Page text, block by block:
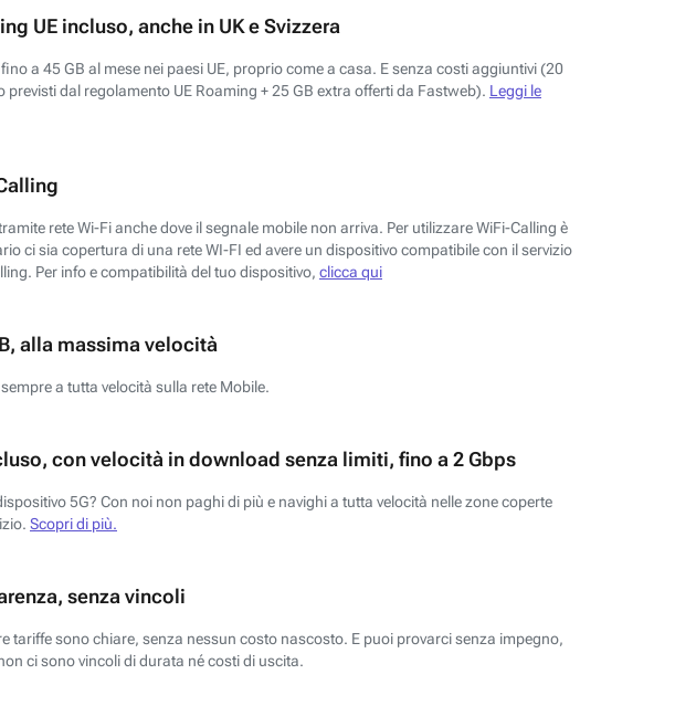
UE incluso, anche in UK e Svizzera
a 45 GB al mese nei paesi UE, proprio come a casa. E senza costi aggiuntivi (20
previsti dal regolamento UE Roaming + 25 GB extra offerti da Fastweb). Leggi le
rete Wi-Fi anche dove il segnale mobile non arriva. Per utilizzare WiFi-Calling è
ci sia copertura di una rete WI-FI ed avere un dispositivo compatibile con il servizio
Per info e compatibilità del tuo dispositivo, clicca qui
alla massima velocità
a tutta velocità sulla rete Mobile.
con velocità in download senza limiti, fino a 2 Gbps
5G? Con noi non paghi di più e navighi a tutta velocità nelle zone coperte
Scopri di più.
senza vincoli
tariffe sono chiare, senza nessun costo nascosto. E puoi provarci senza impegno,
ci sono vincoli di durata né costi di uscita.